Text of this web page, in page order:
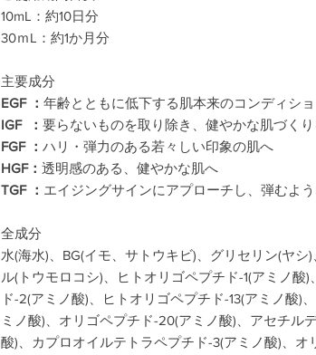
10mL：約10日分
30ｍL：約1か月分
主要成分
EGF ： 年齢とともに低下する肌本来のコンディシ
IGF ： 要らないものを取り除き、健やかな肌づくり
FGF ： ハリ・弾力のある若々しい印象の肌へ
HGF： 透明感のある、健やかな肌へ
TGF ： エイジングサインにアプローチし、弾むよ
全成分
水(海水)、BG(イモ、サトウキビ)、グリセリン(ヤシ
ル(トウモロコシ)、ヒトオリゴペプチド-1(アミノ酸
ド-2(アミノ酸)、ヒトオリゴペプチド-13(アミノ酸)
ミノ酸)、オリゴペプチド-20(アミノ酸)、アセチル
酸)、カプロオイルテトラペプチド-3(アミノ酸)、オ